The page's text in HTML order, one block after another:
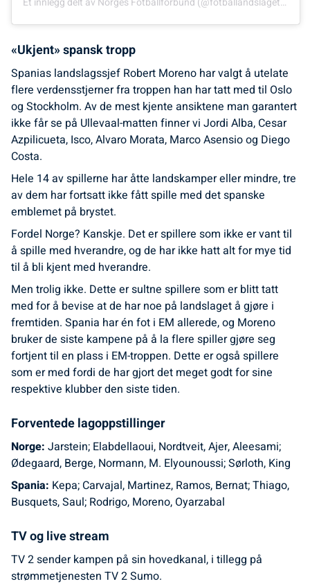
«Ukjent» spansk tropp
Spanias landslagssjef Robert Moreno har valgt å utelate
flere verdensstjerner fra troppen han har tatt med til Oslo
og Stockholm. Av de mest kjente ansiktene man garantert
ikke får se på Ullevaal-matten finner vi Jordi Alba, Cesar
Azpilicueta, Isco, Alvaro Morata, Marco Asensio og Diego
Costa.
Hele 14 av spillerne har åtte landskamper eller mindre, tre
av dem har fortsatt ikke fått spille med det spanske
emblemet på brystet.
Fordel Norge? Kanskje. Det er spillere som ikke er vant til
å spille med hverandre, og de har ikke hatt alt for mye tid
til å bli kjent med hverandre.
Men trolig ikke. Dette er sultne spillere som er blitt tatt
med for å bevise at de har noe på landslaget å gjøre i
fremtiden. Spania har én fot i EM allerede, og Moreno
bruker de siste kampene på å la flere spiller gjøre seg
fortjent til en plass i EM-troppen. Dette er også spillere
som er med fordi de har gjort det meget godt for sine
respektive klubber den siste tiden.
Forventede lagoppstillinger
Norge: Jarstein; Elabdellaoui, Nordtveit, Ajer, Aleesami;
Ødegaard, Berge, Normann, M. Elyounoussi; Sørloth, King
Spania: Kepa; Carvajal, Martinez, Ramos, Bernat; Thiago,
Busquets, Saul; Rodrigo, Moreno, Oyarzabal
TV og live stream
TV 2 sender kampen på sin hovedkanal, i tillegg på
strømmetjenesten TV 2 Sumo.